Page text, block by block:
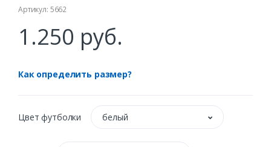
Артикул: 5662
1.250 руб.
Как определить размер?
Цвет футболки белый